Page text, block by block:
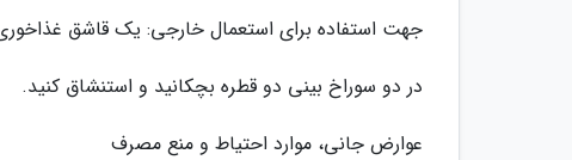
جهت استفاده برای استعمال خارجی: یک قاشق
در دو سوراخ بینی دو قطره بچکانید و استنشاق کنید.
عوارض جانی، موارد احتیاط و منع مصرف